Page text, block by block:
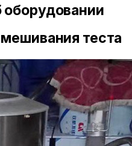
теста